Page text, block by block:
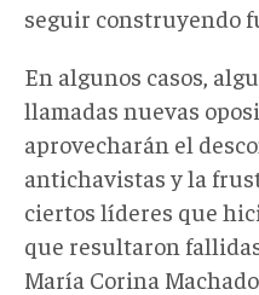
seguir construyendo
En algunos casos,
llamadas nuevas
aprovecharán el
antichavistas y la
ciertos líderes que
que resultaron
María Corina